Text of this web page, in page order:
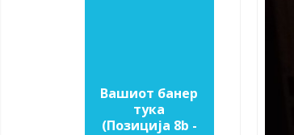
Вашиот банер
тука
(Позиција 8b -